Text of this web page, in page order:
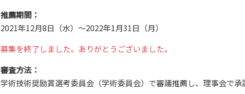
推薦期間：
2021年12月8日（水）～2022年1月31日（月）
募集を終了しました。ありがとうございました。
審査方法：
学術技術奨励賞選考委員会（学術委員会）で審議推薦し、理事会で承